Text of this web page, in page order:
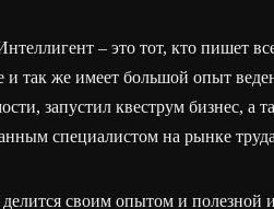
– это тот, кто пишет
и так же имеет большой опыт
запустил квеструм бизнес, а
специалистом на рынке
своим опытом и